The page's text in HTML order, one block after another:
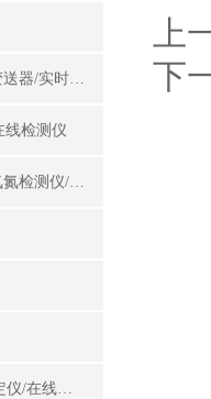
在线总磷测定仪/总磷变送器/实时总磷监测仪
线检测仪
在线氨氮分析仪/在线氨氮检测仪/氨氮变送器
在线PH计/在线ORP测定仪/在线酸碱度计
上
下